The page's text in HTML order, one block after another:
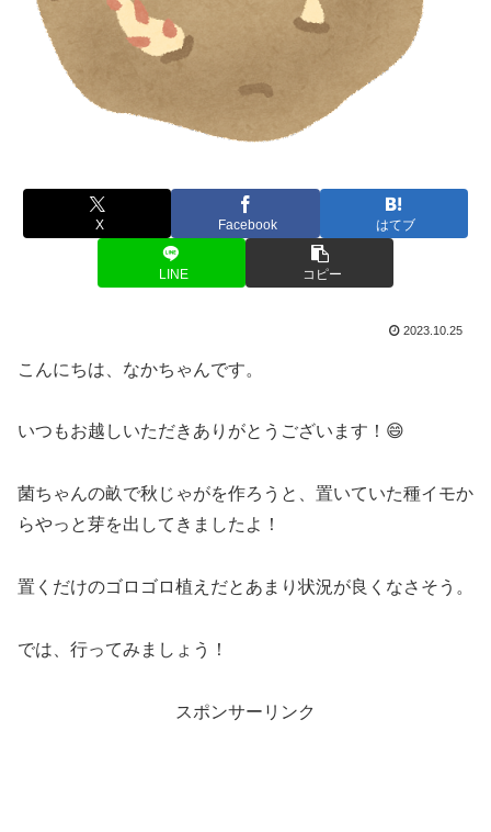
X Facebook はてブ
LINE コピー
2023.10.25
こんにちは、なかちゃんです。
いつもお越しいただきありがとうございます！😄
菌ちゃんの畝で秋じゃがを作ろうと、置いていた種イモか
らやっと芽を出してきましたよ！
置くだけのゴロゴロ植えだとあまり状況が良くなさそう。
では、行ってみましょう！
スポンサーリンク